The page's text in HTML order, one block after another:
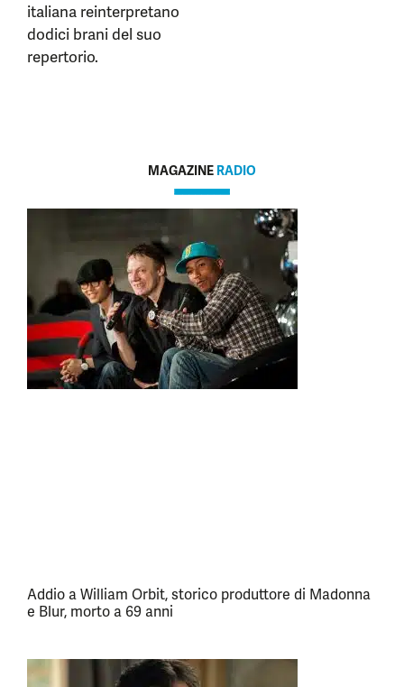
italiana reinterpretano
dodici brani del suo
repertorio.
MAGAZINE RADIO
Addio a William Orbit, storico produttore di Madonna
e Blur, morto a 69 anni